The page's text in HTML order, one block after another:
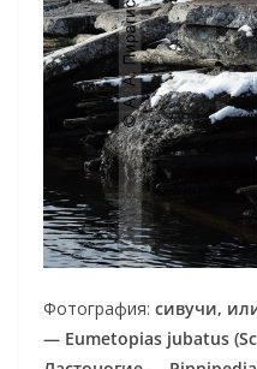
Фотография: сивучи,
— Eumetopias jubatus